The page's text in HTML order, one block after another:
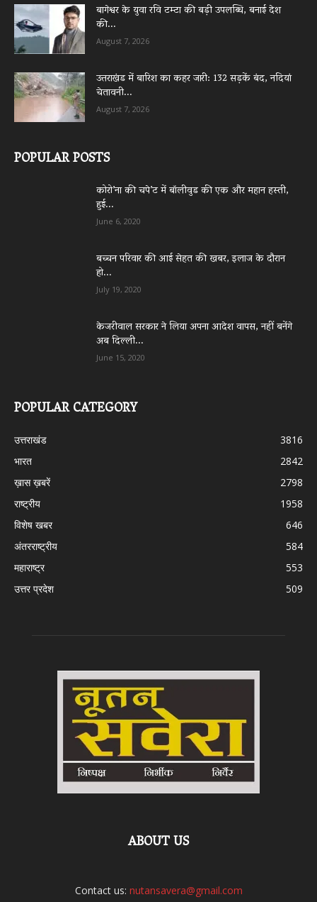
बागेश्वर के युवा रवि टम्टा की बड़ी उपलब्धि, बनाई देश
की...
August 7, 2026
उत्तराखंड में बारिश का कहर जारी: 132 सड़कें बंद, नदियां
चेतावनी...
August 7, 2026
POPULAR POSTS
कोरो’ना की चपे’ट में बॉलीवुड की एक और महान हस्ती,
हुई...
June 6, 2020
बच्चन परिवार की आई सेहत की खबर, इलाज के दौरान
हो...
July 19, 2020
केजरीवाल सरकार ने लिया अपना आदेश वापस, नहीं बनेंगे
अब दिल्ली...
June 15, 2020
POPULAR CATEGORY
उत्तराखंड
3816
भारत
2842
ख़ास ख़बरें
2798
राष्ट्रीय
1958
विशेष खबर
646
अंतरराष्ट्रीय
584
महाराष्ट्र
553
उत्तर प्रदेश
509
ABOUT US
Contact us: nutansavera@gmail.com